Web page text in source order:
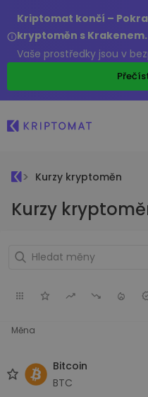
Kriptomat končí –
kryptoměn s Krakenem.
Vaše prostředky jsou v
Kurzy kryptoměn
Kurzy
Měna
Bitcoin
BTC